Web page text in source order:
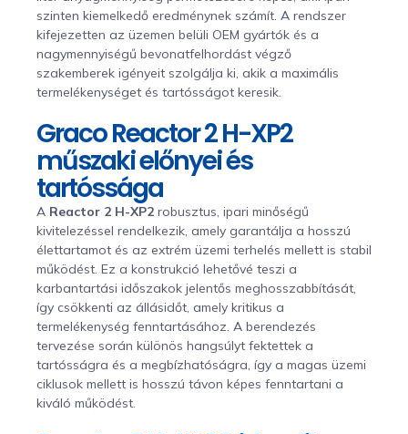
szinten kiemelkedő eredménynek számít. A rendszer
kifejezetten az üzemen belüli OEM gyártók és a
nagymennyiségű bevonatfelhordást végző
szakemberek igényeit szolgálja ki, akik a maximális
termelékenységet és tartósságot keresik.
Graco Reactor 2 H-XP2
műszaki előnyei és
tartóssága
A Reactor 2 H-XP2 robusztus, ipari minőségű
kivitelezéssel rendelkezik, amely garantálja a hosszú
élettartamot és az extrém üzemi terhelés mellett is stabil
működést. Ez a konstrukció lehetővé teszi a
karbantartási időszakok jelentős meghosszabbítását,
így csökkenti az állásidőt, amely kritikus a
termelékenység fenntartásához. A berendezés
tervezése során különös hangsúlyt fektettek a
tartósságra és a megbízhatóságra, így a magas üzemi
ciklusok mellett is hosszú távon képes fenntartani a
kiváló működést.